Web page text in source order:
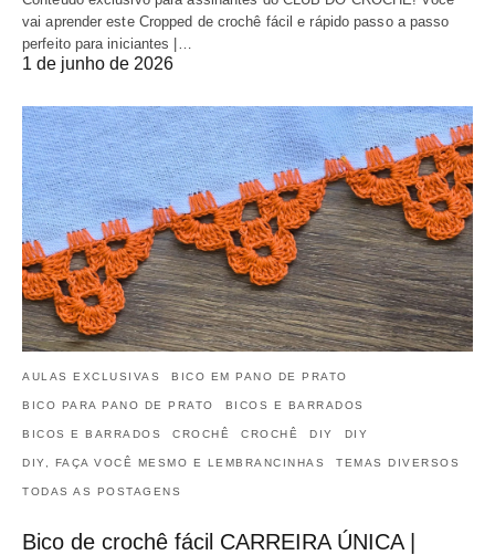
vai aprender este Cropped de crochê fácil e rápido passo a passo
perfeito para iniciantes |…
1 de junho de 2026
AULAS EXCLUSIVAS BICO EM PANO DE PRATO
BICO PARA PANO DE PRATO BICOS E BARRADOS
BICOS E BARRADOS CROCHÊ CROCHÊ DIY DIY
DIY, FAÇA VOCÊ MESMO E LEMBRANCINHAS TEMAS DIVERSOS
TODAS AS POSTAGENS
Bico de crochê fácil CARREIRA ÚNICA |